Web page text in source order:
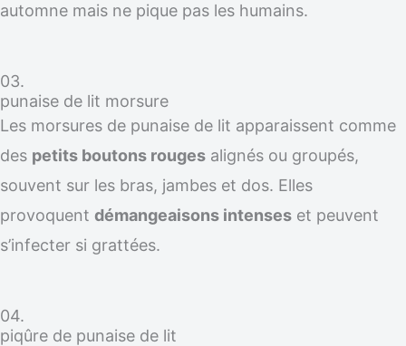
automne mais ne pique pas les humains.
03.
punaise de lit morsure
Les morsures de punaise de lit apparaissent comme
des petits boutons rouges alignés ou groupés,
souvent sur les bras, jambes et dos. Elles
provoquent démangeaisons intenses et peuvent
s’infecter si grattées.
04.
piqûre de punaise de lit